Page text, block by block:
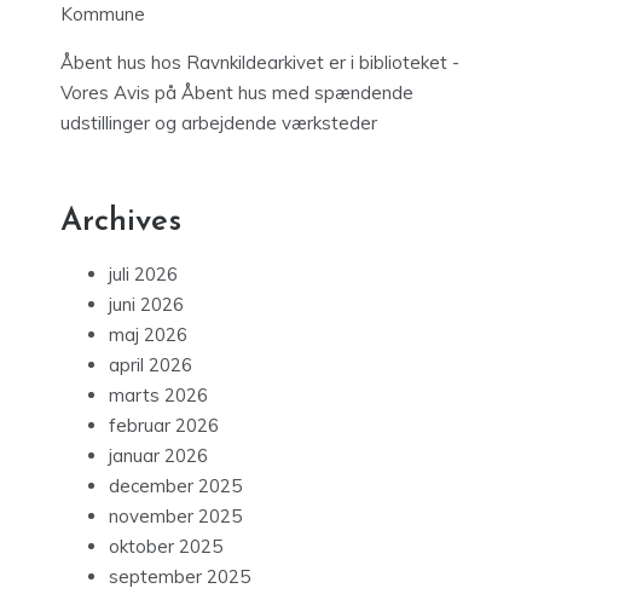
Kommune
Åbent hus hos Ravnkildearkivet er i biblioteket -
Vores Avis på Åbent hus med spændende
udstillinger og arbejdende værksteder
Archives
juli 2026
juni 2026
maj 2026
april 2026
marts 2026
februar 2026
januar 2026
december 2025
november 2025
oktober 2025
september 2025